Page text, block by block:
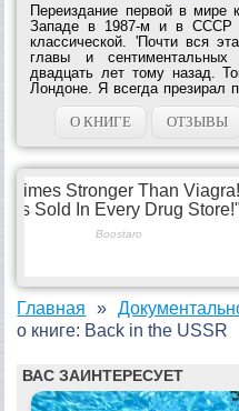
Переиздание первой в мире
Западе в 1987-м и в СССР
классической. 'Почти вся
главы и
двадцать лет тому назад.
Лондоне. Я всегда презирал
сейчас считаю), что нули
больше заняться уже
О КНИГЕ ОТЗЫВЫ
Главная
о книге: Back in the USSR